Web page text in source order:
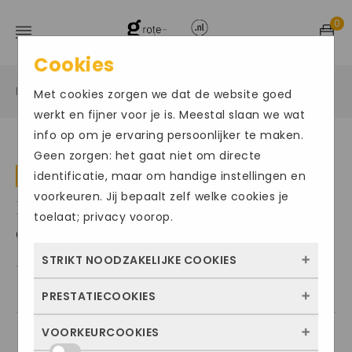
0
Home / Algemeen /
Algemeen Lente
Lentekriebels? De nieuwe
collectie is binnen!
22-12-2015 byschouwschoen 0 comments
Cookies
Met cookies zorgen we dat de website goed
werkt en fijner voor je is. Meestal slaan we wat
info op om je ervaring persoonlijker te maken.
Geen zorgen: het gaat niet om directe
identificatie, maar om handige instellingen en
voorkeuren. Jij bepaalt zelf welke cookies je
toelaat; privacy voorop.
STRIKT NOODZAKELIJKE COOKIES
Deze cookies zorgen ervoor dat de website
kunnen niet worden uitgezet. Meestal
PRESTATIECOOKIES
Met deze cookies zien we hoe vaak onze
VOORKEURCOOKIES